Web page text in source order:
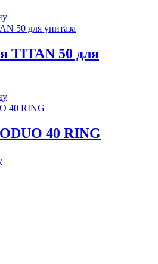
TITAN 50 для
40 RING